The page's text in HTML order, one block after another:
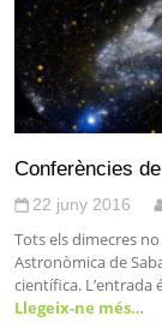
Conferències
22 juny 2016
Tots els dimecres no
Astronòmica de
científica. L’entrada
Llegeix-ne més…